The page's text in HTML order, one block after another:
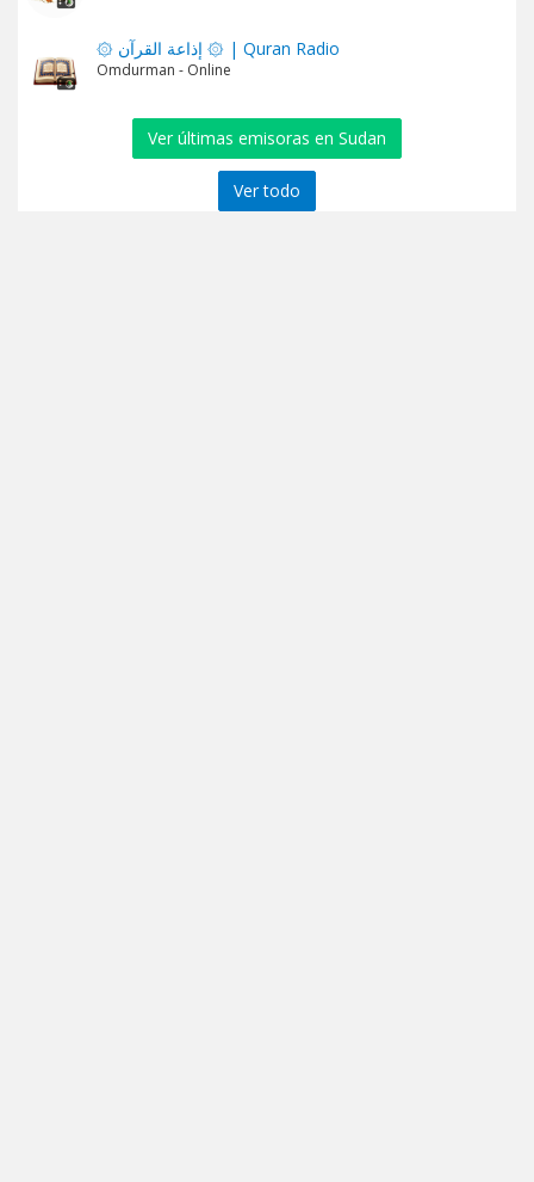
۞ إذاعة القرآن ۞ | Quran Radio
Omdurman - Online
Ver últimas emisoras en Sudan
Ver todo